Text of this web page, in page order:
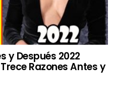
y Después 2022
Razones Antes y